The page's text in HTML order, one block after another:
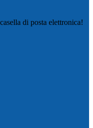
di posta elettronica!